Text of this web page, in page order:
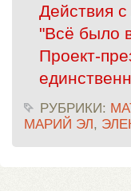
Действия
"Всё было
Проект-
РУБРИКИ:
МАРИЙ ЭЛ,